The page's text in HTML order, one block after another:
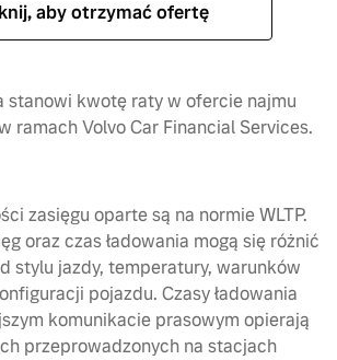
aby otrzymać ofertę
stanowi kwotę raty w ofercie najmu
ramach Volvo Car Financial Services.
zasięgu oparte są na normie WLTP.
oraz czas ładowania mogą się różnić
stylu jazdy, temperatury, warunków
pojazdu. Czasy ładowania
komunikacie prasowym opierają
przeprowadzonych na stacjach